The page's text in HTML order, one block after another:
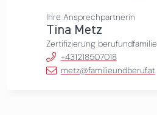
Ihre Ansprechpartnerin
Tina Metz
Zertifizierung berufundfamilie
+431218507018
metz@familieundberuf.at